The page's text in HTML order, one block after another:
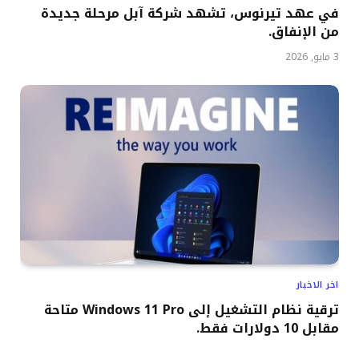
في عهد تيرنوس، تشهد شركة آبل مرحلة جديدة
من الإنفاق.
3 مايو, 2026
اخر الاخبار
ترقية نظام التشغيل إلى Windows 11 Pro متاحة
مقابل 10 دولارات فقط.